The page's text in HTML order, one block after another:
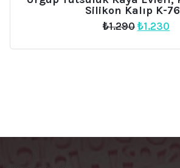
Silikon Kalıp K-
₺1.290 Orijinal
₺1.290.
₺1.230